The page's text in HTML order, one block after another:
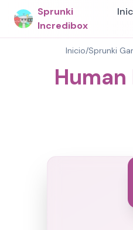
Sprunki
Incredibox
Inicio/Sprunki